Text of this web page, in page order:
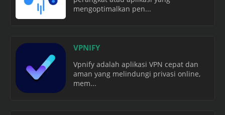
mengoptimalkan pen...
VPNIFY
Vpnify adalah aplikasi VPN cepat dan
aman yang melindungi privasi online,
mem...